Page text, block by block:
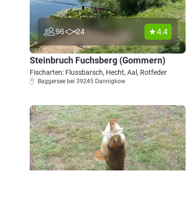
96 24 4.4
Steinbruch Fuchsberg (Gommern)
Fischarten: Flussbarsch, Hecht, Aal, Rotfeder
Baggersee bei 39245 Dannigkow